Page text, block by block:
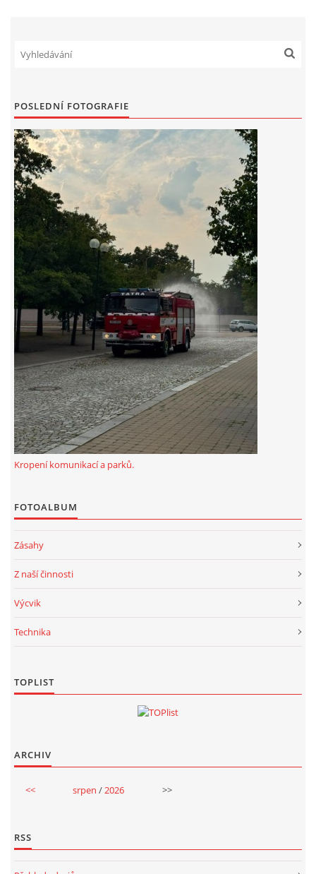
POSLEDNÍ FOTOGRAFIE
Kropení komunikací a parků.
FOTOALBUM
Zásahy
Z naší činnosti
Výcvik
Technika
TOPLIST
ARCHIV
<< srpen /2026 >>
RSS